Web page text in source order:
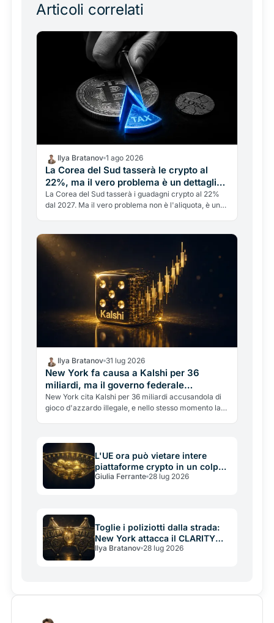
Articoli correlati
Ilya Bratanov 1 ago 2026
La Corea del Sud tasserà le crypto al
22%, ma il vero problema è un dettaglio
che riguarda anche l'Italia
La Corea del Sud tasserà i guadagni crypto al 22%
dal 2027. Ma il vero problema non è l'aliquota, è un
confronto.
Ilya Bratanov 31 lug 2026
New York fa causa a Kalshi per 36
miliardi, ma il governo federale
interviene per fermarla
New York cita Kalshi per 36 miliardi accusandola di
gioco d'azzardo illegale, e nello stesso momento la
L'UE ora può vietare intere
piattaforme crypto in un colpo
solo: l'arma nuova nascosta
Giulia Ferrante 28 lug 2026
Toglie i poliziotti dalla strada:
New York attacca il CLARITY
Act e apre lo scontro tra Stati e
Ilya Bratanov 28 lug 2026